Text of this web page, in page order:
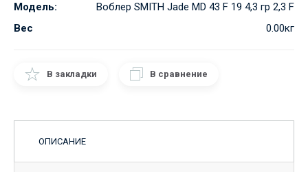
Модель:
Воблер SMITH Jade MD 43 F 19 4,3 гр 2,3 F
Вес
0.00кг
В закладки В сравнение
ОПИСАНИЕ